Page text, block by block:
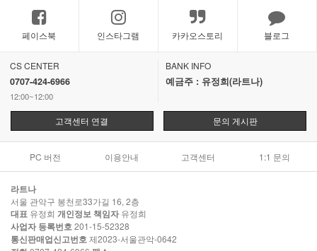
페이스북 인스타그램 카카오스토리 블로그
CS CENTER
0707-424-6966
12:00~12:00
고객센터 연결
BANK INFO
예금주 : 유정희(라트나)
문의 게시판
PC 버전 이용안내 고객센터 1:1 문의
라트나
서울 관악구 봉천로33가길 16, 2층
대표 유정희 개인정보 책임자 유정희
사업자 등록번호201-15-52328
통신판매업신고번호제2023-서울관악-0642